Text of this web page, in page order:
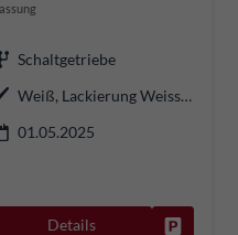
Schaltgetriebe
Weiß, Lackierung Weiss Ic
01.05.2025
Details